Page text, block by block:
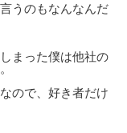
うのもなんなんだ
まった僕は他社の
ので、好き者だけ